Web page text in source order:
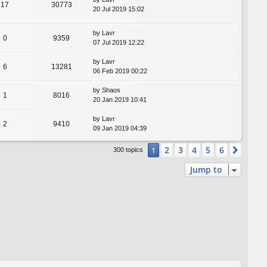
17 30773
20 Jul 2019 15:02
0 9359
by Lavr
07 Jul 2019 12:22
6 13281
by Lavr
06 Feb 2019 00:22
1 8016
by Shaos
20 Jan 2019 10:41
2 9410
by Lavr
09 Jan 2019 04:39
300 topics 1 2 3 4 5 6
Jump to